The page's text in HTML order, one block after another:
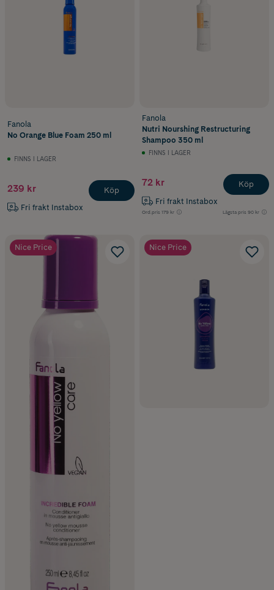
Fanola
No Orange Blue Foam 250 ml
FINNS I LAGER
239 kr
Fri frakt Instabox
Köp
Fanola
Nutri Nourshing Restructuring
Shampoo 350 ml
FINNS I LAGER
72 kr
Fri frakt Instabox
Ord.pris 179 kr Lägsta pris 90 kr
Köp
Nice Price Nice Price